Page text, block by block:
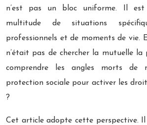
n’est pas un bloc uniforme. Il est
multitude de situations
professionnels et de moments de vie.
n’était pas de chercher la mutuelle la
comprendre les angles morts de
protection sociale pour activer les
?
Cet article adopte cette perspective.